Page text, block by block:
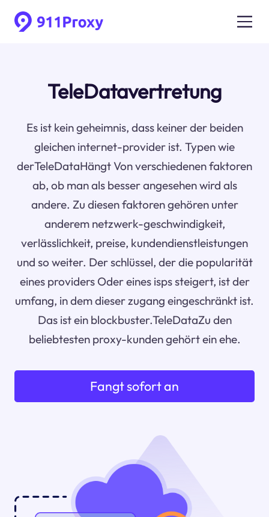
TeleDatavertretung
Es ist kein geheimnis, dass keiner der beiden
gleichen internet-provider ist. Typen wie
derTeleDataHängt Von verschiedenen faktoren
ab, ob man als besser angesehen wird als
andere. Zu diesen faktoren gehören unter
anderem netzwerk-geschwindigkeit,
verlässlichkeit, preise, kundendienstleistungen
und so weiter. Der schlüssel, der die popularität
eines providers Oder eines isps steigert, ist der
umfang, in dem dieser zugang eingeschränkt ist.
Das ist ein blockbuster.TeleDataZu den
beliebtesten proxy-kunden gehört ein ehe.
Fangt sofort an